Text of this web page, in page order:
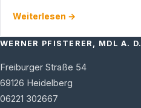
Weiterlesen →
WERNER PFISTERER, MDL A. D.
Freiburger Straße 54
69126 Heidelberg
06221 302667